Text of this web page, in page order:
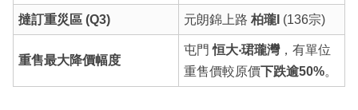
撻訂重災區 (Q3) 元朗錦上路 柏瓏I (136宗)
重售最大降價幅度
屯門恒大‧珺瓏灣，有單位
重售價較原價下跌逾50%。